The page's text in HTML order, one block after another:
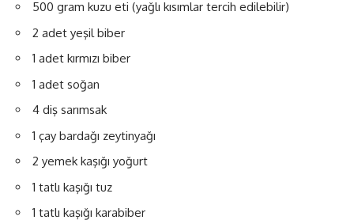
500 gram kuzu eti (yağlı kısımlar tercih edilebilir)
2 adet yeşil biber
1 adet kırmızı biber
1 adet soğan
4 diş sarımsak
1 çay bardağı zeytinyağı
2 yemek kaşığı yoğurt
1 tatlı kaşığı tuz
1 tatlı kaşığı karabiber